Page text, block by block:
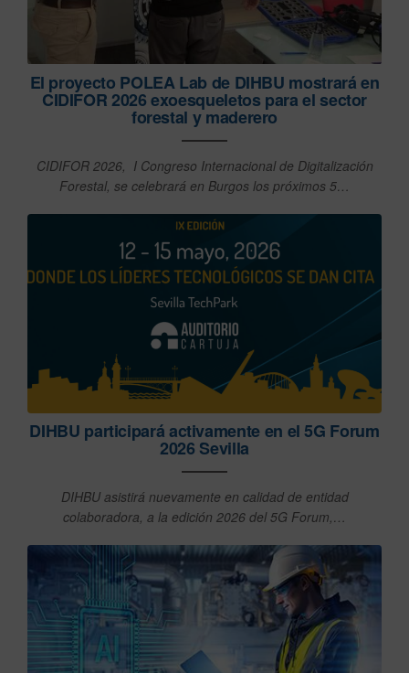
El proyecto POLEA Lab de DIHBU mostrará en
CIDIFOR 2026 exoesqueletos para el sector
forestal y maderero
CIDIFOR 2026, I Congreso Internacional de Digitalización
Forestal, se celebrará en Burgos los próximos 5…
DIHBU participará activamente en el 5G Forum
2026 Sevilla
DIHBU asistirá nuevamente en calidad de entidad
colaboradora, a la edición 2026 del 5G Forum,…